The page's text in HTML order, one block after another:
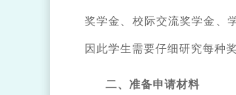
奖学金、校际交流奖学金、
因此学生需要仔细研究每种
二、准备申请材料